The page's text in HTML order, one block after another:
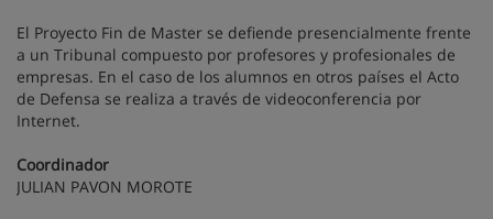
El Proyecto Fin de Master se defiende presencialmente frente
a un Tribunal compuesto por profesores y profesionales de
empresas. En el caso de los alumnos en otros países el Acto
de Defensa se realiza a través de videoconferencia por
Internet.
Coordinador
JULIAN PAVON MOROTE